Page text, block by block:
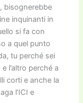
bisognerebbe
inquinanti in
si fa con
a quel punto
tu perché sei
l’altro perché a
corti e anche la
l’ICI e